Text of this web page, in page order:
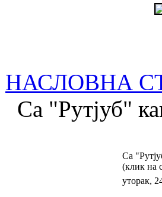
НАСЛОВНА
Са "Рутјуб"
Са
(клик на
уторак,